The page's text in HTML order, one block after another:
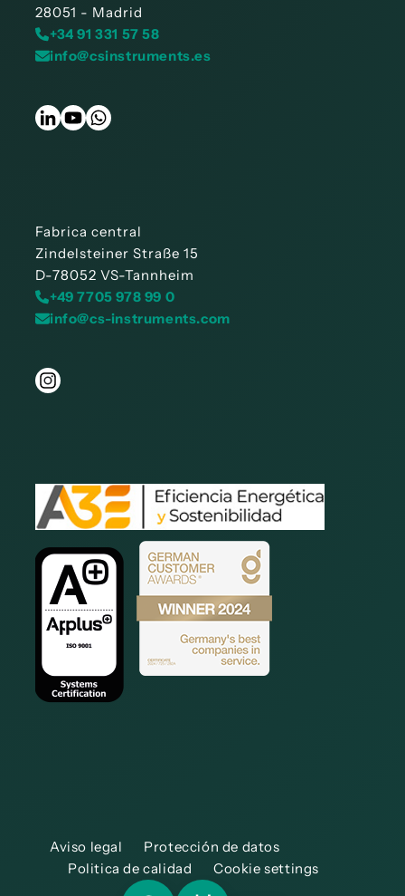
28051 - Madrid
+34 91 331 57 58
info@csinstruments.es
Fabrica central
Zindelsteiner Straße 15
D-78052 VS-Tannheim
+49 7705 978 99 0
info@cs-instruments.com
Aviso legal
Protección de datos
Politica de calidad
Cookie settings